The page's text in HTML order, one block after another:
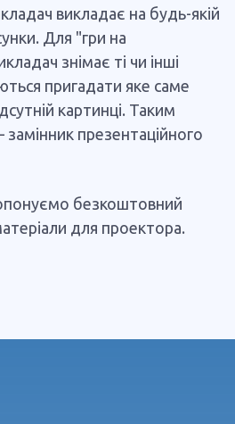
викладає на будь-якій
Для "гри на
знімає ті чи інші
пригадати яке саме
картинці. Таким
замінник презентаційного
безкоштовний
для проектора.